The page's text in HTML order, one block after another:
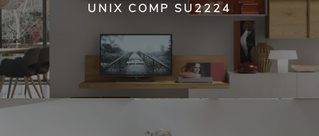
UNIX COMP SU2224